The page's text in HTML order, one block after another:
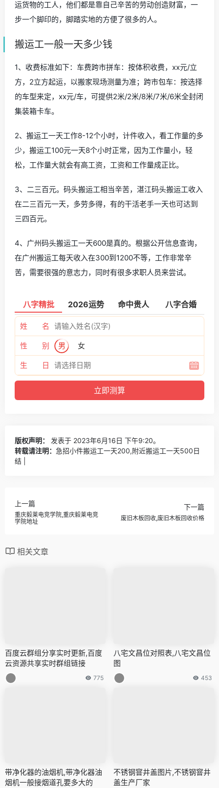
运货物的工人，他们都是靠自己辛苦的劳动创造财富，一
步一个脚印的，脚踏实地的方便了很多的人。
搬运工一般一天多少钱
1、收费标准如下：车费跨市拼车：按体积收费，xx元/立
方，2立方起运，以搬家现场测量为准；跨市包车：按选择
的车型来定，xx元/车，可提供2米/2米/8米/7米/6米全封闭
集装箱卡车。
2、搬运工一天工作8-12个小时，计件收入，看工作量的多
少，搬运工100元一天8个小时正常，因为工作量小，轻
松，工作量大就会有高工资，工资和工作量成正比。
3、二三百元。码头搬运工相当辛苦，湛江码头搬运工收入
在二三百元一天，多劳多得，有的干活老手一天也可达到
三四百元。
4、广州码头搬运工一天600是真的。根据公开信息查询，
在广州搬运工每天收入在300到1200不等，工作非常辛
苦，需要很强的意志力，同时有很多求职人员来尝试。
八字精批 2026运势 命中贵人 八字合婚
姓 名
性 别 男 女
生 日
版权声明：
发表于 2023年6月16日 下午9:20。
转载请注明： 急招小件搬运工一天200,附近搬运工一天500日
结 |
上一篇
重庆毅莱电竞学院,重庆毅莱电竞
学院地址
下一篇
废旧木板回收,废旧木板回收价格
相关文章
百度云群组分享实时更新,百度
云资源共享实时群组链接
775
八宅文昌位对照表,八宅文昌位
图
453
带净化器的油烟机,带净化器油
烟机一般接烟道孔要多大的
不锈钢窨井盖图片,不锈钢窨井
盖生产厂家